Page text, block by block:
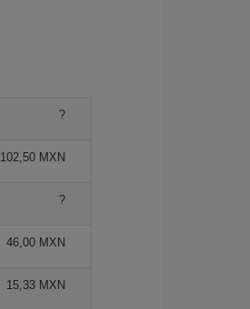
?
102,50 MXN
?
46,00 MXN
15,33 MXN